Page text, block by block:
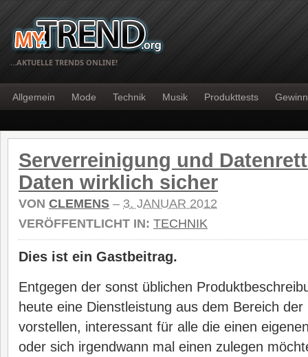
…AKTUELLE TRENDS ONLINE!
Allgemein Mode Technik Musik Produkttests
Serverreinigung und
Daten wirklich sicher
VON CLEMENS – 3. JANUAR 2012
VERÖFFENTLICHT IN: TECHNIK
Dies ist ein Gastbeitrag.
Entgegen der sonst üblichen
heute eine Dienstleistung aus dem Bereich
vorstellen, interessant für alle die einen
oder sich irgendwann mal einen zulegen